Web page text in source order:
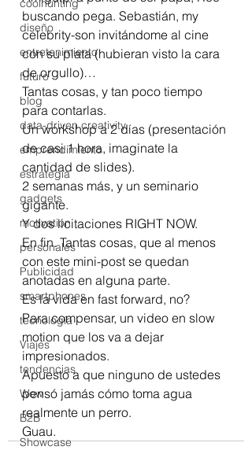
coolhunting
diseño
entretenimiento
futuro
blog
data-driven creativity
emprendimiento
estrategia
gadgets
motivation
personales
Publicidad
smartphones
tecnología
Viajes
tendencias
Wow
B2B
Showcase
buscando pega. Sebastián, my
celebrity-son invitándome al cine
con su plata (hubieran visto la cara
de orgullo)…
Tantas cosas, y tan poco tiempo
para contarlas.
Un workshop a 2 días (presentación
de casi 1 hora, imaginate la
cantidad de slides).
2 semanas más, y un seminario
gigante.
Y dos licitaciones RIGHT NOW.
En fin. Tantas cosas, que al menos
con este mini-post se quedan
anotadas en alguna parte.
Es la vida en fast forward, no?
Para compensar, un video en slow
motion que los va a dejar
impresionados.
Apuesto a que ninguno de ustedes
pensó jamás cómo toma agua
realmente un perro.
Guau.